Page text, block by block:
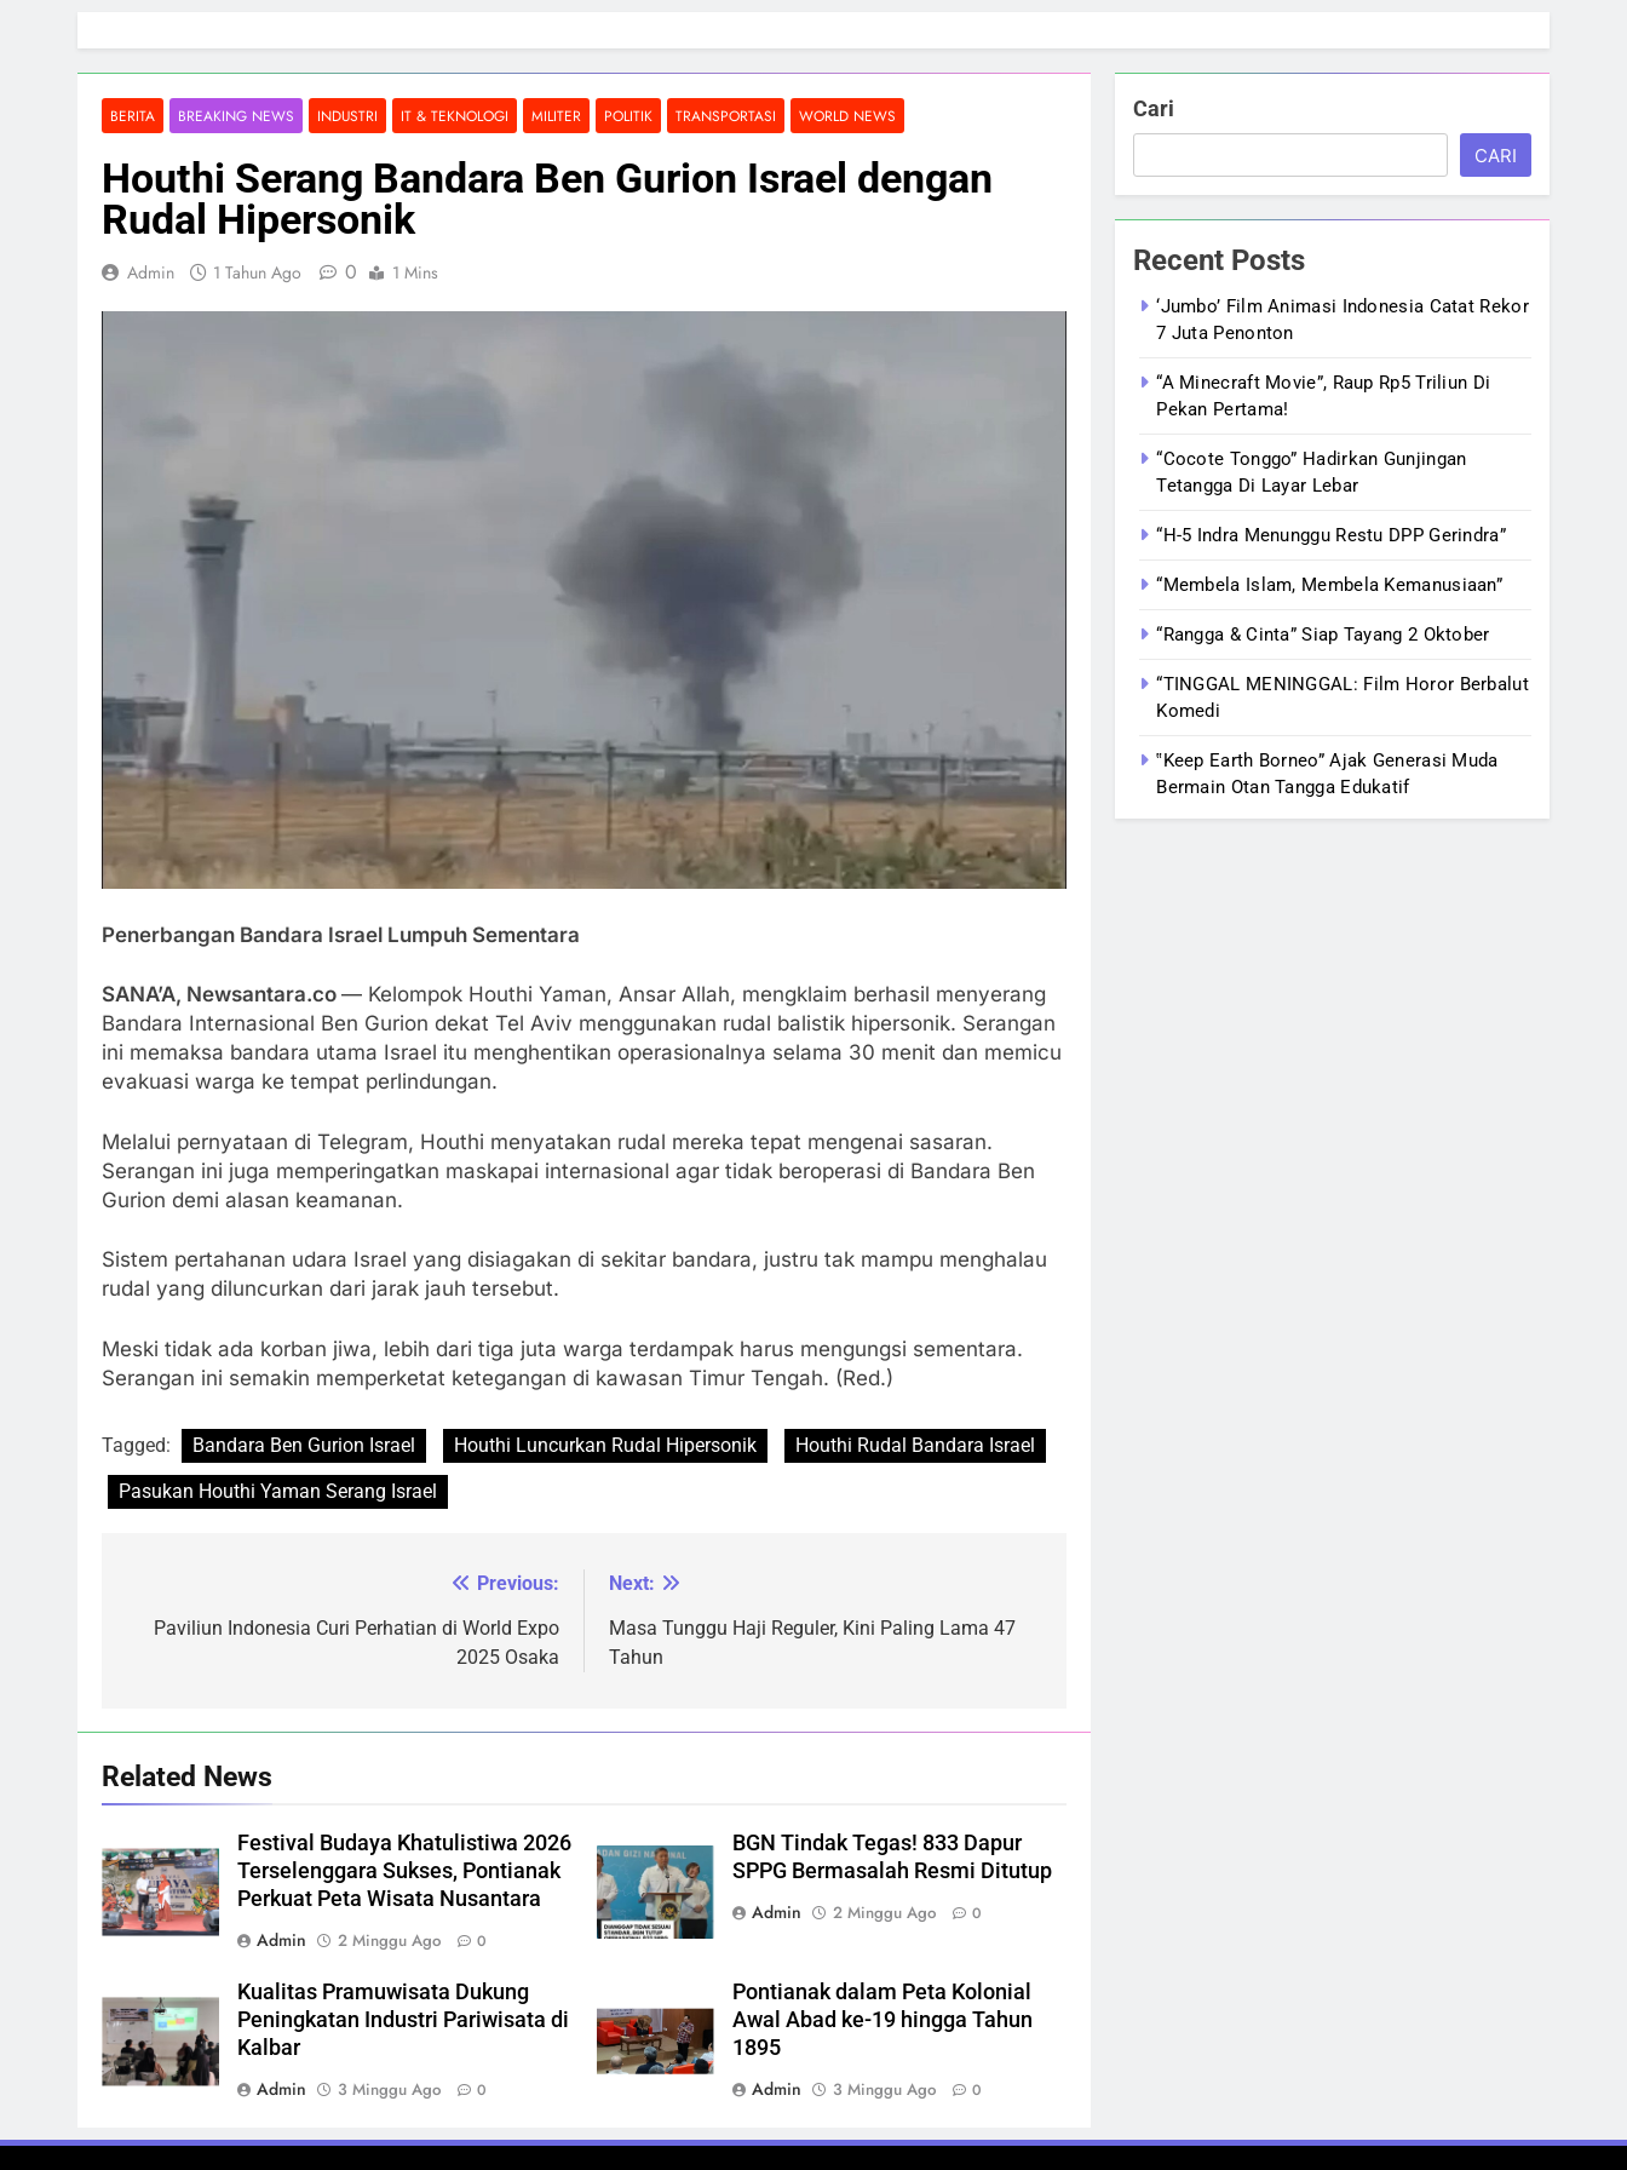
BERITA BREAKING NEWS INDUSTRI IT & TEKNOLOGI MILITER POLITIK TRANSPORTASI WORLD NEWS
Houthi Serang Bandara Ben Gurion Israel dengan
Rudal Hipersonik
Admin 1 Tahun Ago 0 1 Mins
Penerbangan Bandara Israel Lumpuh Sementara
SANA’A, Newsantara.co — Kelompok Houthi Yaman, Ansar Allah, mengklaim berhasil menyerang
Bandara Internasional Ben Gurion dekat Tel Aviv menggunakan rudal balistik hipersonik. Serangan
ini memaksa bandara utama Israel itu menghentikan operasionalnya selama 30 menit dan memicu
evakuasi warga ke tempat perlindungan.
Melalui pernyataan di Telegram, Houthi menyatakan rudal mereka tepat mengenai sasaran.
Serangan ini juga memperingatkan maskapai internasional agar tidak beroperasi di Bandara Ben
Gurion demi alasan keamanan.
Sistem pertahanan udara Israel yang disiagakan di sekitar bandara, justru tak mampu menghalau
rudal yang diluncurkan dari jarak jauh tersebut.
Meski tidak ada korban jiwa, lebih dari tiga juta warga terdampak harus mengungsi sementara.
Serangan ini semakin memperketat ketegangan di kawasan Timur Tengah. (Red.)
Tagged: Bandara Ben Gurion Israel Houthi Luncurkan Rudal Hipersonik
Houthi Rudal Bandara Israel
Pasukan Houthi Yaman Serang Israel
pos
Previous:
Paviliun Indonesia Curi Perhatian di World Expo
2025 Osaka
Next:
Masa Tunggu Haji Reguler, Kini Paling Lama 47
Tahun
Related News
Festival Budaya Khatulistiwa 2026
Terselenggara Sukses, Pontianak
Perkuat Peta Wisata Nusantara
Admin
2 Minggu Ago 0
BGN Tindak Tegas! 833 Dapur
SPPG Bermasalah Resmi Ditutup
Admin
2 Minggu Ago 0
Kualitas Pramuwisata Dukung
Peningkatan Industri Pariwisata di
Kalbar
Admin
3 Minggu Ago 0
Pontianak dalam Peta Kolonial
Awal Abad ke-19 hingga Tahun
1895
Admin
3 Minggu Ago 0
Cari
CARI
Recent Posts
‘Jumbo’ Film Animasi Indonesia Catat Rekor
7 Juta Penonton
“A Minecraft Movie”, Raup Rp5 Triliun Di
Pekan Pertama!
“Cocote Tonggo” Hadirkan Gunjingan
Tetangga Di Layar Lebar
“H-5 Indra Menunggu Restu DPP Gerindra”
“Membela Islam, Membela Kemanusiaan”
“Rangga & Cinta” Siap Tayang 2 Oktober
“TINGGAL MENINGGAL: Film Horor Berbalut
Komedi
‟Keep Earth Borneo” Ajak Generasi Muda
Bermain Otan Tangga Edukatif